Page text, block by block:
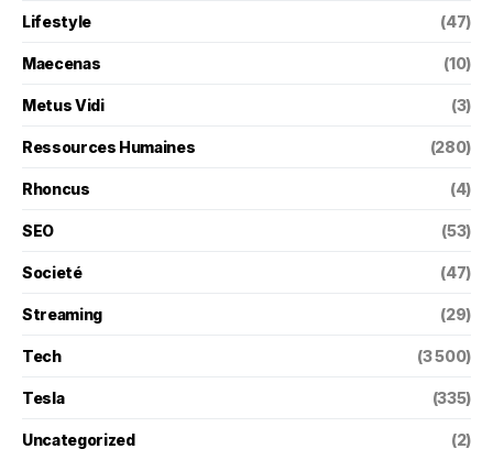
Lifestyle (47)
Maecenas (10)
Metus Vidi (3)
Ressources Humaines (280)
Rhoncus (4)
SEO (53)
Societé (47)
Streaming (29)
Tech (3 500)
Tesla (335)
Uncategorized (2)